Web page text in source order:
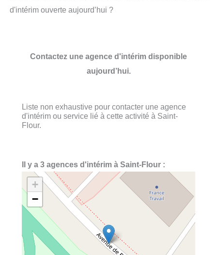
d'intérim ouverte aujourd’hui ?
Contactez une agence d'intérim disponible
aujourd’hui.
Liste non exhaustive pour contacter une agence
d'intérim ou service lié à cette activité à Saint-
Flour.
Il y a 3 agences d'intérim à Saint-Flour :
+
−